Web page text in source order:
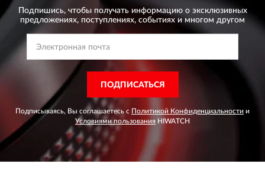
Подпишись, чтобы получать информацию о эксклюзивных
предложениях, поступлениях, событиях и многом другом
ПОДПИСАТЬСЯ
Подписываясь, Вы соглашаетесь с Политикой Конфиденциальности и
Условиями пользования HIWATCH